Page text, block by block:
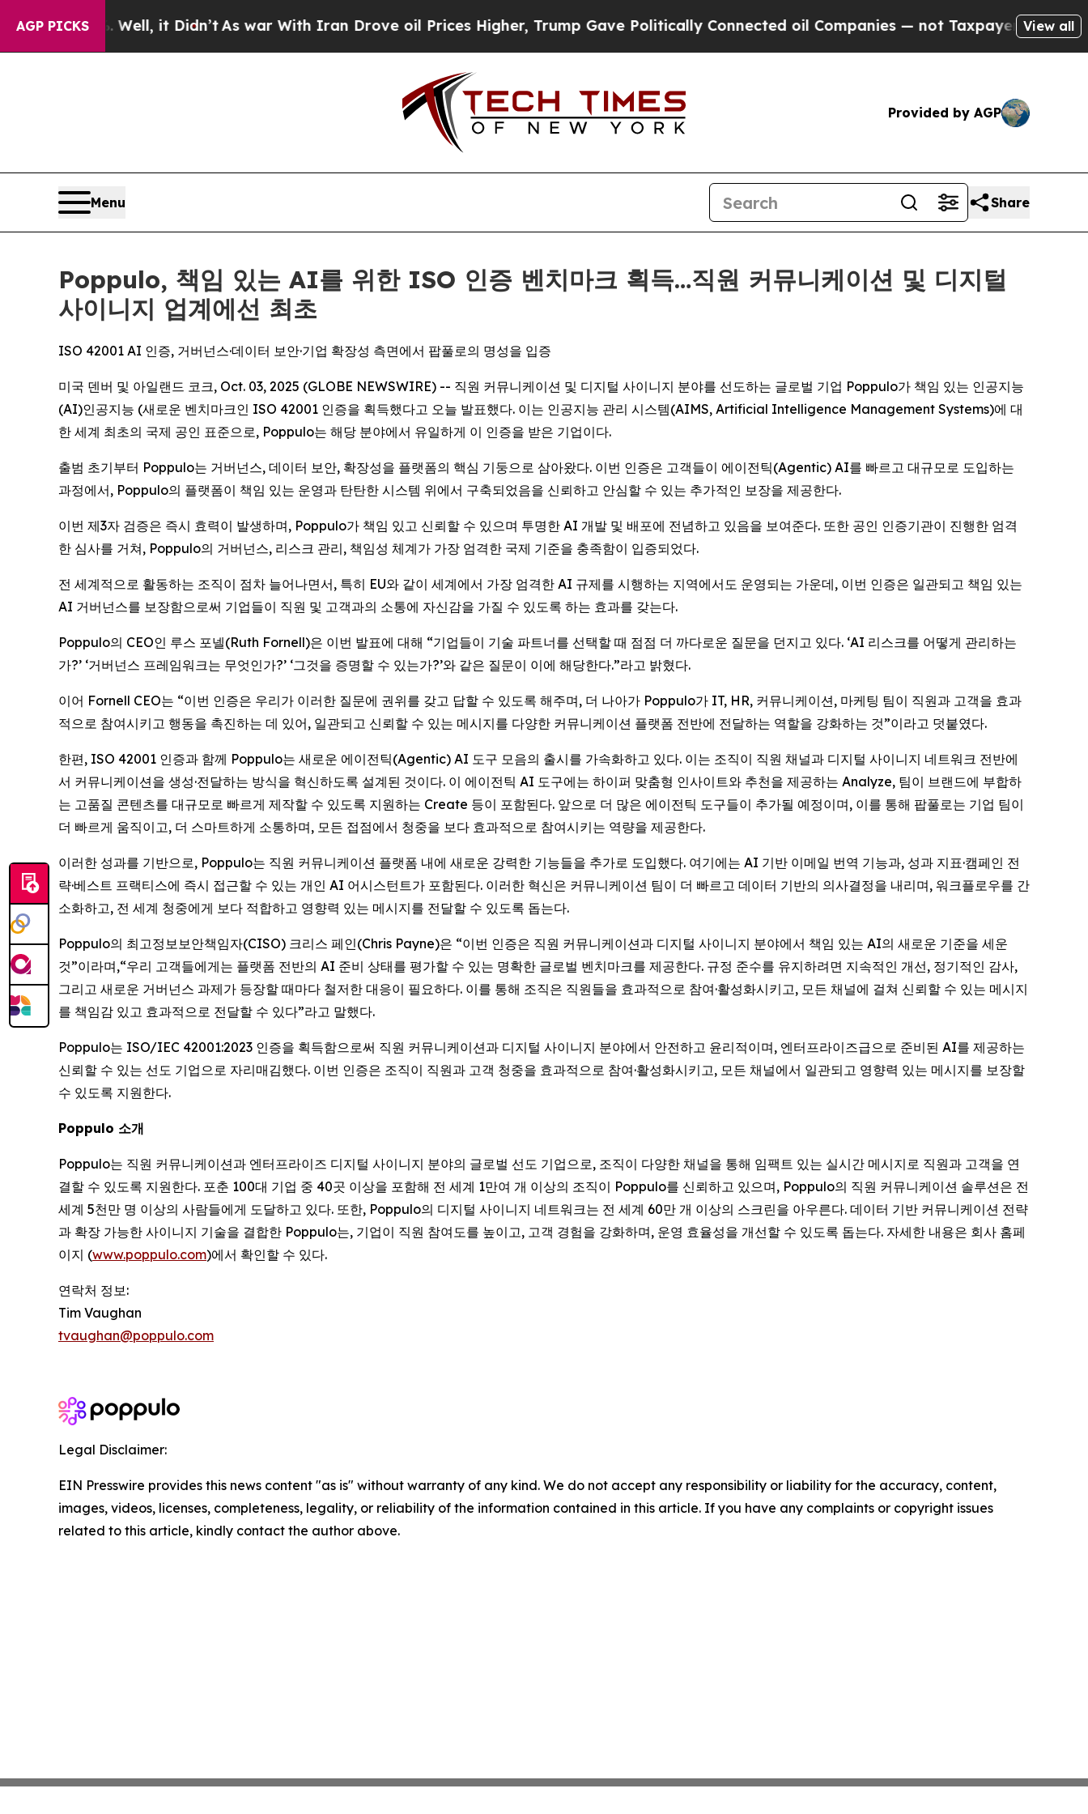
AGP PICKS
40%. Well, it Didn’t As war With Iran Drove oil Prices Higher, Trump Gave Politically Connected oil Companies — not Taxpayers — the Chance
View all
Provided by AGP
Menu Share
Poppulo, 책임 있는 AI를 위한 ISO 인증 벤치마크 획득…직원 커뮤니케이션 및 디지털
사이니지 업계에선 최초
ISO 42001 AI 인증, 거버넌스·데이터 보안·기업 확장성 측면에서 팝풀로의 명성을 입증
미국 덴버 및 아일랜드 코크, Oct. 03, 2025 (GLOBE NEWSWIRE) -- 직원 커뮤니케이션 및 디지털 사이니지 분야를 선도하는 글로벌 기업 Poppulo가 책임 있는 인공지능
(AI)인공지능 (새로운 벤치마크인 ISO 42001 인증을 획득했다고 오늘 발표했다. 이는 인공지능 관리 시스템(AIMS, Artificial Intelligence Management Systems)에 대
한 세계 최초의 국제 공인 표준으로, Poppulo는 해당 분야에서 유일하게 이 인증을 받은 기업이다.
출범 초기부터 Poppulo는 거버넌스, 데이터 보안, 확장성을 플랫폼의 핵심 기둥으로 삼아왔다. 이번 인증은 고객들이 에이전틱(Agentic) AI를 빠르고 대규모로 도입하는
과정에서, Poppulo의 플랫폼이 책임 있는 운영과 탄탄한 시스템 위에서 구축되었음을 신뢰하고 안심할 수 있는 추가적인 보장을 제공한다.
이번 제3자 검증은 즉시 효력이 발생하며, Poppulo가 책임 있고 신뢰할 수 있으며 투명한 AI 개발 및 배포에 전념하고 있음을 보여준다. 또한 공인 인증기관이 진행한 엄격
한 심사를 거쳐, Poppulo의 거버넌스, 리스크 관리, 책임성 체계가 가장 엄격한 국제 기준을 충족함이 입증되었다.
전 세계적으로 활동하는 조직이 점차 늘어나면서, 특히 EU와 같이 세계에서 가장 엄격한 AI 규제를 시행하는 지역에서도 운영되는 가운데, 이번 인증은 일관되고 책임 있는
AI 거버넌스를 보장함으로써 기업들이 직원 및 고객과의 소통에 자신감을 가질 수 있도록 하는 효과를 갖는다.
Poppulo의 CEO인 루스 포넬(Ruth Fornell)은 이번 발표에 대해 “기업들이 기술 파트너를 선택할 때 점점 더 까다로운 질문을 던지고 있다. ‘AI 리스크를 어떻게 관리하는
가?’ ‘거버넌스 프레임워크는 무엇인가?’ ‘그것을 증명할 수 있는가?’와 같은 질문이 이에 해당한다.”라고 밝혔다.
이어 Fornell CEO는 “이번 인증은 우리가 이러한 질문에 권위를 갖고 답할 수 있도록 해주며, 더 나아가 Poppulo가 IT, HR, 커뮤니케이션, 마케팅 팀이 직원과 고객을 효과
적으로 참여시키고 행동을 촉진하는 데 있어, 일관되고 신뢰할 수 있는 메시지를 다양한 커뮤니케이션 플랫폼 전반에 전달하는 역할을 강화하는 것”이라고 덧붙였다.
한편, ISO 42001 인증과 함께 Poppulo는 새로운 에이전틱(Agentic) AI 도구 모음의 출시를 가속화하고 있다. 이는 조직이 직원 채널과 디지털 사이니지 네트워크 전반에
서 커뮤니케이션을 생성·전달하는 방식을 혁신하도록 설계된 것이다. 이 에이전틱 AI 도구에는 하이퍼 맞춤형 인사이트와 추천을 제공하는 Analyze, 팀이 브랜드에 부합하
는 고품질 콘텐츠를 대규모로 빠르게 제작할 수 있도록 지원하는 Create 등이 포함된다. 앞으로 더 많은 에이전틱 도구들이 추가될 예정이며, 이를 통해 팝풀로는 기업 팀이
더 빠르게 움직이고, 더 스마트하게 소통하며, 모든 접점에서 청중을 보다 효과적으로 참여시키는 역량을 제공한다.
이러한 성과를 기반으로, Poppulo는 직원 커뮤니케이션 플랫폼 내에 새로운 강력한 기능들을 추가로 도입했다. 여기에는 AI 기반 이메일 번역 기능과, 성과 지표·캠페인 전
략·베스트 프랙티스에 즉시 접근할 수 있는 개인 AI 어시스턴트가 포함된다. 이러한 혁신은 커뮤니케이션 팀이 더 빠르고 데이터 기반의 의사결정을 내리며, 워크플로우를 간
소화하고, 전 세계 청중에게 보다 적합하고 영향력 있는 메시지를 전달할 수 있도록 돕는다.
Poppulo의 최고정보보안책임자(CISO) 크리스 페인(Chris Payne)은 “이번 인증은 직원 커뮤니케이션과 디지털 사이니지 분야에서 책임 있는 AI의 새로운 기준을 세운
것”이라며,“우리 고객들에게는 플랫폼 전반의 AI 준비 상태를 평가할 수 있는 명확한 글로벌 벤치마크를 제공한다. 규정 준수를 유지하려면 지속적인 개선, 정기적인 감사,
그리고 새로운 거버넌스 과제가 등장할 때마다 철저한 대응이 필요하다. 이를 통해 조직은 직원들을 효과적으로 참여·활성화시키고, 모든 채널에 걸쳐 신뢰할 수 있는 메시지
를 책임감 있고 효과적으로 전달할 수 있다”라고 말했다.
Poppulo는 ISO/IEC 42001:2023 인증을 획득함으로써 직원 커뮤니케이션과 디지털 사이니지 분야에서 안전하고 윤리적이며, 엔터프라이즈급으로 준비된 AI를 제공하는
신뢰할 수 있는 선도 기업으로 자리매김했다. 이번 인증은 조직이 직원과 고객 청중을 효과적으로 참여·활성화시키고, 모든 채널에서 일관되고 영향력 있는 메시지를 보장할
수 있도록 지원한다.
Poppulo 소개
Poppulo는 직원 커뮤니케이션과 엔터프라이즈 디지털 사이니지 분야의 글로벌 선도 기업으로, 조직이 다양한 채널을 통해 임팩트 있는 실시간 메시지로 직원과 고객을 연
결할 수 있도록 지원한다. 포춘 100대 기업 중 40곳 이상을 포함해 전 세계 1만여 개 이상의 조직이 Poppulo를 신뢰하고 있으며, Poppulo의 직원 커뮤니케이션 솔루션은 전
세계 5천만 명 이상의 사람들에게 도달하고 있다. 또한, Poppulo의 디지털 사이니지 네트워크는 전 세계 60만 개 이상의 스크린을 아우른다. 데이터 기반 커뮤니케이션 전략
과 확장 가능한 사이니지 기술을 결합한 Poppulo는, 기업이 직원 참여도를 높이고, 고객 경험을 강화하며, 운영 효율성을 개선할 수 있도록 돕는다. 자세한 내용은 회사 홈페
이지 (www.poppulo.com)에서 확인할 수 있다.
연락처 정보:
Tim Vaughan
tvaughan@poppulo.com
Legal Disclaimer:
EIN Presswire provides this news content "as is" without warranty of any kind. We do not accept any responsibility or liability for the accuracy, content,
images, videos, licenses, completeness, legality, or reliability of the information contained in this article. If you have any complaints or copyright issues
related to this article, kindly contact the author above.